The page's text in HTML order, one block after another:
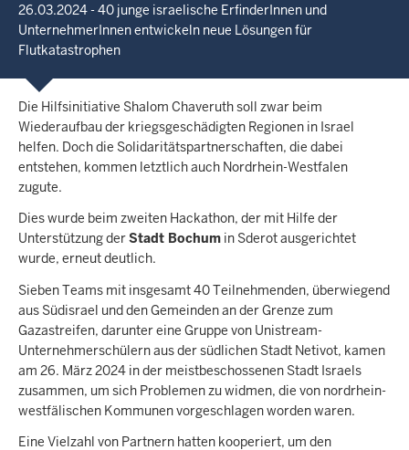
26.03.2024 - 40 junge israelische ErfinderInnen und
UnternehmerInnen entwickeln neue Lösungen für
Flutkatastrophen
Die Hilfsinitiative Shalom Chaveruth soll zwar beim
Wiederaufbau der kriegsgeschädigten Regionen in Israel
helfen. Doch die Solidaritätspartnerschaften, die dabei
entstehen, kommen letztlich auch Nordrhein-Westfalen
zugute.
Dies wurde beim zweiten Hackathon, der mit Hilfe der
Unterstützung derStadt Bochum in Sderot ausgerichtet
wurde, erneut deutlich.
Sieben Teams mit insgesamt 40 Teilnehmenden, überwiegend
aus Südisrael und den Gemeinden an der Grenze zum
Gazastreifen, darunter eine Gruppe von Unistream-
Unternehmerschülern aus der südlichen Stadt Netivot, kamen
am 26. März 2024 in der meistbeschossenen Stadt Israels
zusammen, um sich Problemen zu widmen, die von nordrhein-
westfälischen Kommunen vorgeschlagen worden waren.
Eine Vielzahl von Partnern hatten kooperiert, um den